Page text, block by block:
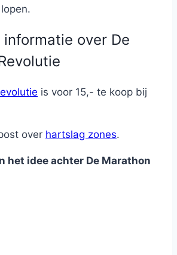
informatie over De
is voor 15,- te koop bij
over hartslag zones.
het idee achter De Marathon